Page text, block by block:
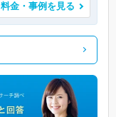
料金・事例を見る